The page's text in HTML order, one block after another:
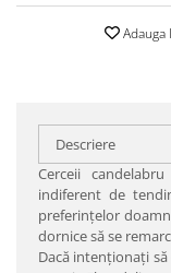
Adauga
Descriere
Cerceii
indiferent de
preferinţelor
dornice să se
Dacă intenţionaţi